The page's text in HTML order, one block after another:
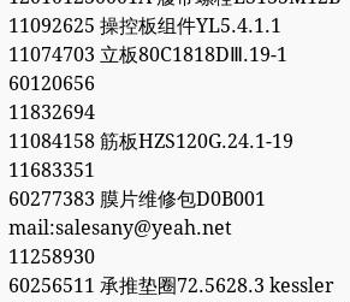
11092625 操控板组件YL5.4.1.1
11074703 立板80C1818DⅢ.19-1
60120656
11832694
11084158 筋板HZS120G.24.1-19
11683351
60277383 膜片维修包D0B001
mail:salesany@yeah.net
11258930
60256511 承推垫圈72.5628.3 kessler